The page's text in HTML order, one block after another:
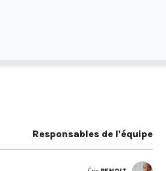
Responsables de l'équipe